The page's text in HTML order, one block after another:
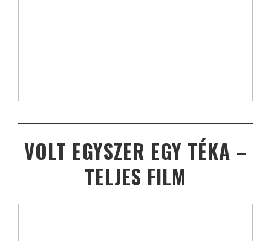
VOLT EGYSZER EGY TÉKA –
TELJES FILM